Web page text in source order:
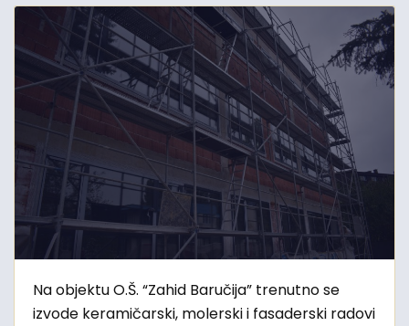
Na objektu O.Š. “Zahid Baručija” trenutno se
izvode keramičarski, molerski i fasaderski radovi